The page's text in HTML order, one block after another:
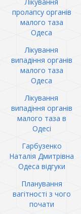
пролапсу органів
малого таза
Одеса
Лікування
випадіння органів
малого таза
Одеса
Лікування
випадіння органів
малого таза в
Одесі
Гарбузенко
Наталія Дмитрівна
Одеса відгуки
Планування
вагітності з чого
почати